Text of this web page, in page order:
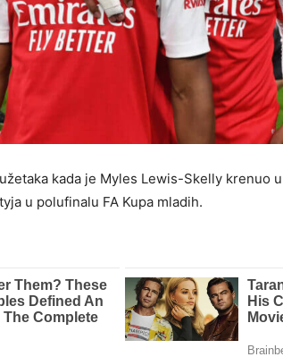
kada je Myles Lewis-Skelly krenuo
u polufinalu FA Kupa mladih.